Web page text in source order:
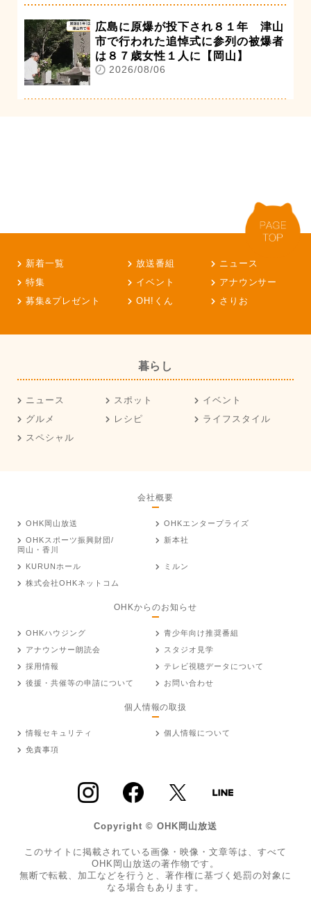
広島に原爆が投下され８１年 津山
市で行われた追悼式に参列の被爆者
は８７歳女性１人に【岡山】
2026/08/06
新着一覧 放送番組
ニュース
特集
イベント
アナウンサー
募集&プレゼント
OH!くん さりお
暮らし
ニュース スポット
イベント
グルメ
レシピ
ライフスタイル
スペシャル
会社概要
OHK岡山放送
OHKエンタープライズ
OHKスポーツ振興財団/
岡山・香川
新本社
KURUNホール
ミルン
株式会社OHKネットコム
OHKからのお知らせ
OHKハウジング
青少年向け推奨番組
アナウンサー朗読会
スタジオ見学
採用情報
テレビ視聴データについて
後援・共催等の申請について
お問い合わせ
個人情報の取扱
情報セキュリティ
個人情報について
免責事項
Copyright © OHK岡山放送
このサイトに掲載されている画像・映像・文章等は、すべて
OHK岡山放送の著作物です。
無断で転載、加工などを行うと、著作権に基づく処罰の対象に
なる場合もあります。